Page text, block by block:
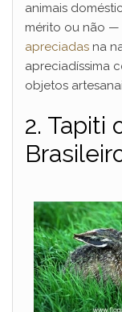
animais
mérito ou não —
apreciadas na
apreciadíssima
objetos
2. Tapiti